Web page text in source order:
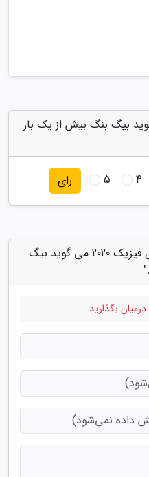
نوبل فیزیک 2020 می گوید بیگ بنگ بیش از یک بار
4
5 رای
دیدگاه های مرتبط با "برنده نوبل فیزیک 2020 می گوید بیگ
بگذارید